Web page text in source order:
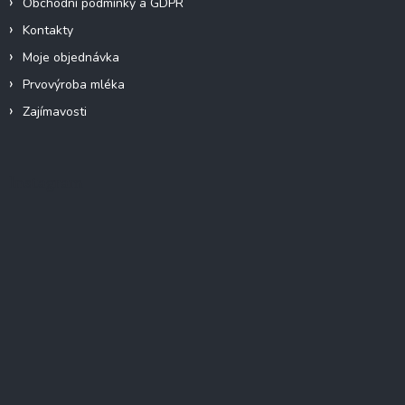
Kontakty
Moje objednávka
Prvovýroba mléka
Zajímavosti